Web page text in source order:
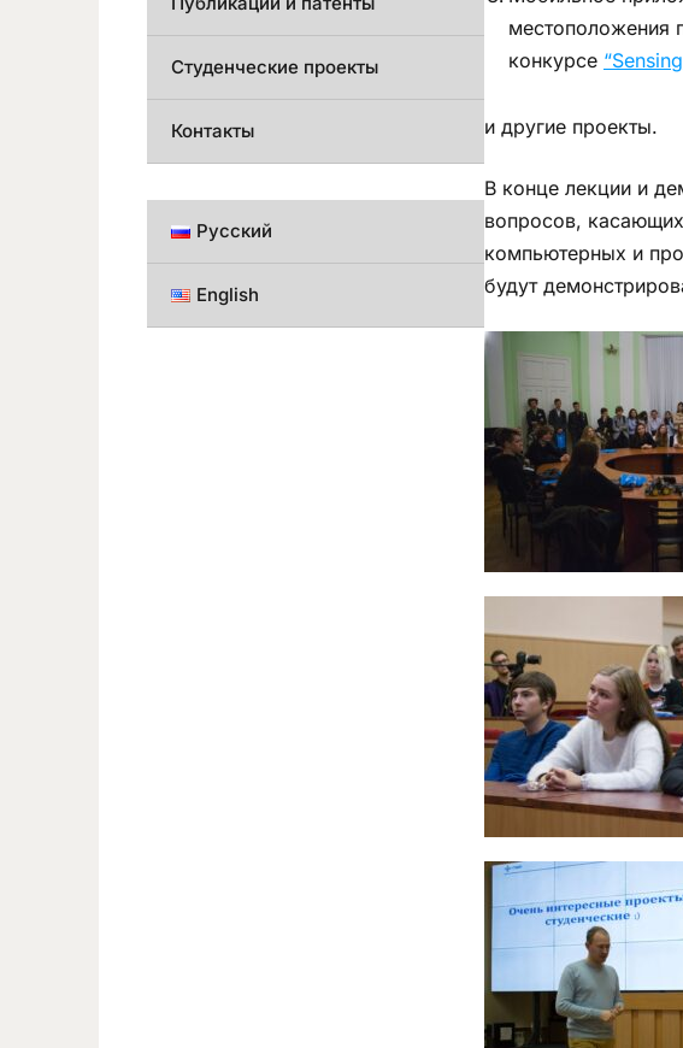
местоположения
конкурсе
и другие проекты.
В конце лекции и
вопросов,
компьютерных и
будут
Студенческие проекты
Контакты
Русский
English